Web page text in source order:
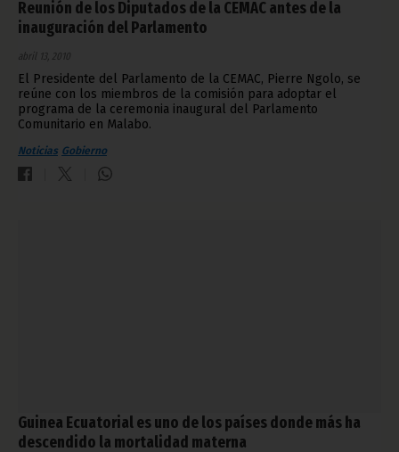
Reunión de los Diputados de la CEMAC antes de la
inauguración del Parlamento
abril 13, 2010
El Presidente del Parlamento de la CEMAC, Pierre Ngolo, se
reúne con los miembros de la comisión para adoptar el
programa de la ceremonia inaugural del Parlamento
Comunitario en Malabo.
Noticias Gobierno
Guinea Ecuatorial es uno de los países donde más ha
descendido la mortalidad materna